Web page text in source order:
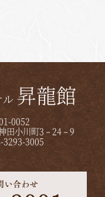
ル 昇龍館
0052
田小川町3－24－9
3293-3005